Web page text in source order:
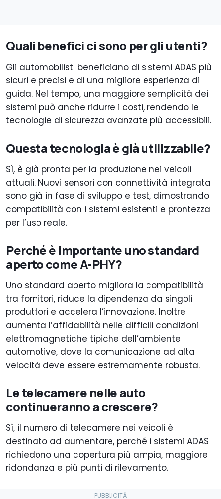
Quali benefici ci sono per gli utenti?
Gli automobilisti beneficiano di sistemi ADAS più
sicuri e precisi e di una migliore esperienza di
guida. Nel tempo, una maggiore semplicità dei
sistemi può anche ridurre i costi, rendendo le
tecnologie di sicurezza avanzate più accessibili.
Questa tecnologia è già utilizzabile?
Sì, è già pronta per la produzione nei veicoli
attuali. Nuovi sensori con connettività integrata
sono già in fase di sviluppo e test, dimostrando
compatibilità con i sistemi esistenti e prontezza
per l’uso reale.
Perché è importante uno standard
aperto come A-PHY?
Uno standard aperto migliora la compatibilità
tra fornitori, riduce la dipendenza da singoli
produttori e accelera l’innovazione. Inoltre
aumenta l’affidabilità nelle difficili condizioni
elettromagnetiche tipiche dell’ambiente
automotive, dove la comunicazione ad alta
velocità deve essere estremamente robusta.
Le telecamere nelle auto
continueranno a crescere?
Sì, il numero di telecamere nei veicoli è
destinato ad aumentare, perché i sistemi ADAS
richiedono una copertura più ampia, maggiore
ridondanza e più punti di rilevamento.